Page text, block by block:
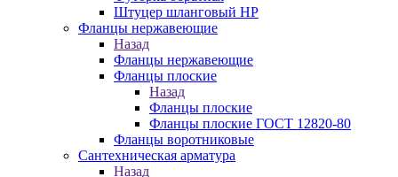
Штуцер шланговый НР
Фланцы нержавеющие
Назад
Фланцы нержавеющие
Фланцы плоские
Назад
Фланцы плоские
Фланцы плоские ГОСТ 12820-80
Фланцы воротниковые
Сантехническая арматура
Назад